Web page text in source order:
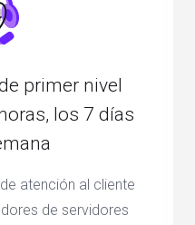
primer nivel
los 7 días
atención al cliente
de servidores